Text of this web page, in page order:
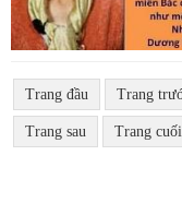
Trang đầu Trang
Trang sau Trang cuối